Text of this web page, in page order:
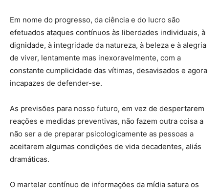
Em nome do progresso, da ciência e do lucro são
efetuados ataques contínuos às liberdades individuais, à
dignidade, à integridade da natureza, à beleza e à alegria
de viver, lentamente mas inexoravelmente, com a
constante cumplicidade das vítimas, desavisados e agora
incapazes de defender-se.
As previsões para nosso futuro, em vez de despertarem
reações e medidas preventivas, não fazem outra coisa a
não ser a de preparar psicologicamente as pessoas a
aceitarem algumas condições de vida decadentes, aliás
dramáticas.
O martelar contínuo de informações da mídia satura os